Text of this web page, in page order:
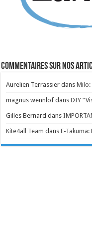
Commentaires sur nos
Aurelien Terrassier dansMilo:
magnus wennlof dansDIY
Gilles Bernard dans
Kite4all Team dansE-Takuma: